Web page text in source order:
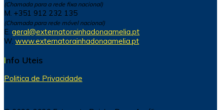
(Chamada para a rede fixa nacional)
M. +351 912 232 135
(Chamada para rede móvel nacional)
E. geral@externatorainhadonaamelia.pt
W. www.externatorainhadonaamelia.pt
Info Uteis
Politica de Privacidade